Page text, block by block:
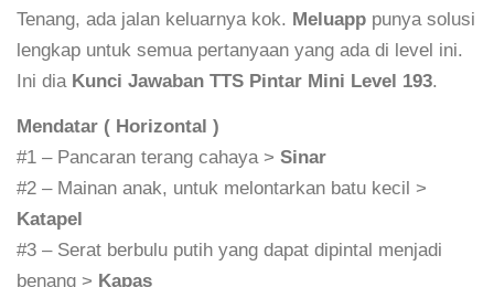
Tenang, ada jalan keluarnya kok. Meluapp punya solusi
lengkap untuk semua pertanyaan yang ada di level ini.
Ini dia Kunci Jawaban TTS Pintar Mini Level 193.
Mendatar ( Horizontal )
#1 – Pancaran terang cahaya > Sinar
#2 – Mainan anak, untuk melontarkan batu kecil >
Katapel
#3 – Serat berbulu putih yang dapat dipintal menjadi
benang > Kapas